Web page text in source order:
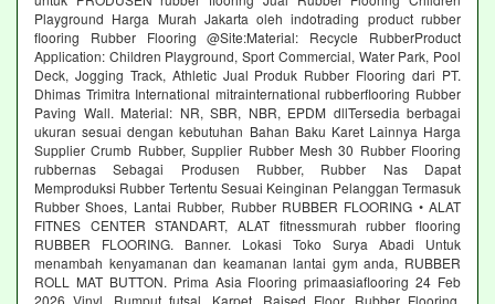
Playground Harga Murah Jakarta oleh indotrading product rubber
flooring Rubber Flooring @Site:Material: Recycle RubberProduct
Application: Children Playground, Sport Commercial, Water Park, Pool
Deck, Jogging Track, Athletic Jual Produk Rubber Flooring dari PT.
Dhimas Trimitra International mitrainternational rubberflooring Rubber
Paving Wall. Material: NR, SBR, NBR, EPDM dllTersedia berbagai
ukuran sesuai dengan kebutuhan Bahan Baku Karet Lainnya Harga
Supplier Crumb Rubber, Supplier Rubber Mesh 30 Rubber Flooring
rubbernas Sebagai Produsen Rubber, Rubber Nas Dapat
Memproduksi Rubber Tertentu Sesuai Keinginan Pelanggan Termasuk
Rubber Shoes, Lantai Rubber, Rubber RUBBER FLOORING • ALAT
FITNES CENTER STANDART, ALAT fitnessmurah rubber flooring
RUBBER FLOORING. Banner. Lokasi Toko Surya Abadi Untuk
menambah kenyamanan dan keamanan lantai gym anda, RUBBER
ROLL MAT BUTTON. Prima Asia Flooring primaasiaflooring 24 Feb